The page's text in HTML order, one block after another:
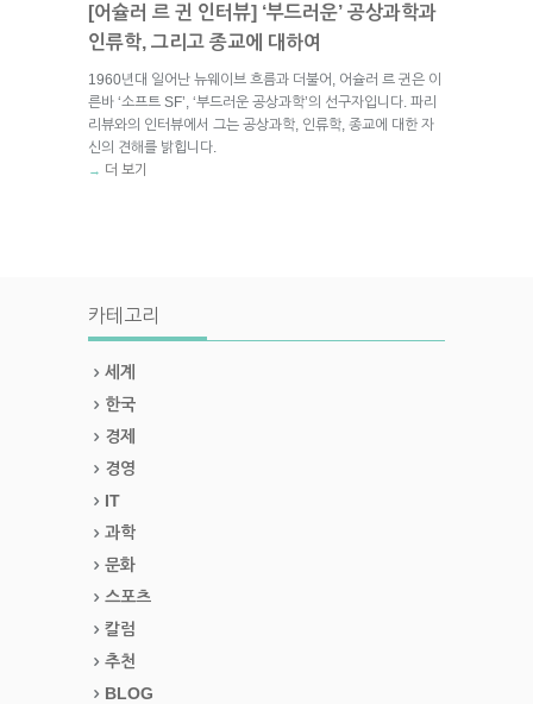
[어슐러 르 귄 인터뷰] ‘부드러운’ 공상과학과
인류학, 그리고 종교에 대하여
1960년대 일어난 뉴웨이브 흐름과 더불어, 어슐러 르 귄은 이
른바 ‘소프트 SF’, ‘부드러운 공상과학’의 선구자입니다. 파리
리뷰와의 인터뷰에서 그는 공상과학, 인류학, 종교에 대한 자
신의 견해를 밝힙니다.
→ 더 보기
카테고리
세계
한국
경제
경영
IT
과학
문화
스포츠
칼럼
추천
BLOG